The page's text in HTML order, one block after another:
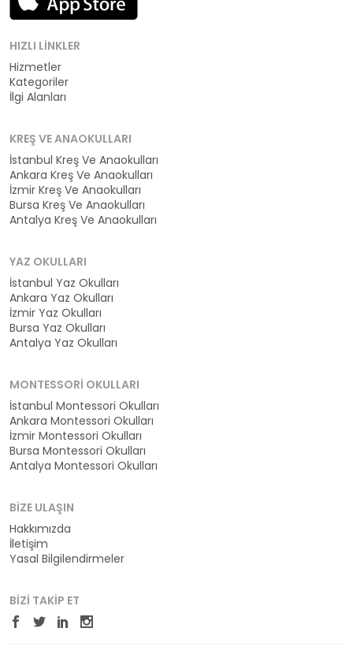
HIZLI LINKLER
Hizmetler
Kategoriler
İlgi Alanları
KREŞ VE ANAOKULLARI
İstanbul Kreş Ve Anaokulları
Ankara Kreş Ve Anaokulları
İzmir Kreş Ve Anaokulları
Bursa Kreş Ve Anaokulları
Antalya Kreş Ve Anaokulları
YAZ OKULLARI
İstanbul Yaz Okulları
Ankara Yaz Okulları
İzmir Yaz Okulları
Bursa Yaz Okulları
Antalya Yaz Okulları
MONTESSORI OKULLARI
İstanbul Montessori Okulları
Ankara Montessori Okulları
İzmir Montessori Okulları
Bursa Montessori Okulları
Antalya Montessori Okulları
BIZE ULAŞIN
Hakkımızda
İletişim
Yasal Bilgilendirmeler
BIZI TAKIP ET